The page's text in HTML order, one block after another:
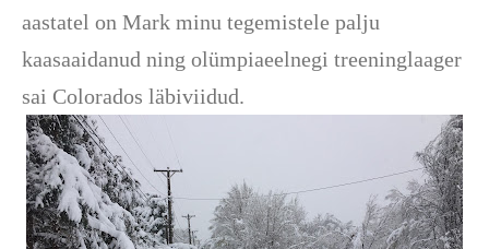
aastatel on Mark minu tegemistele palju
kaasaaidanud ning olümpiaeelnegi treeninglaager
sai Colorados läbiviidud.